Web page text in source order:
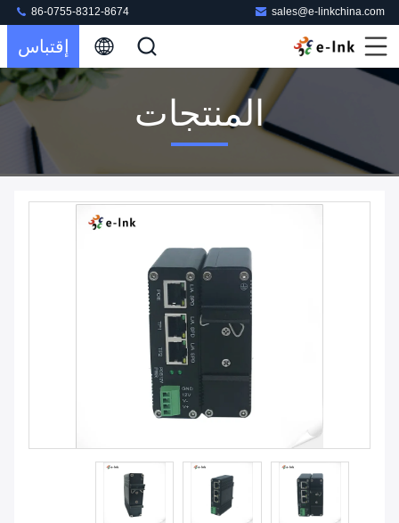
sales@e-linkchina.com
86-0755-8312-8674
إقتباس
المنتجات